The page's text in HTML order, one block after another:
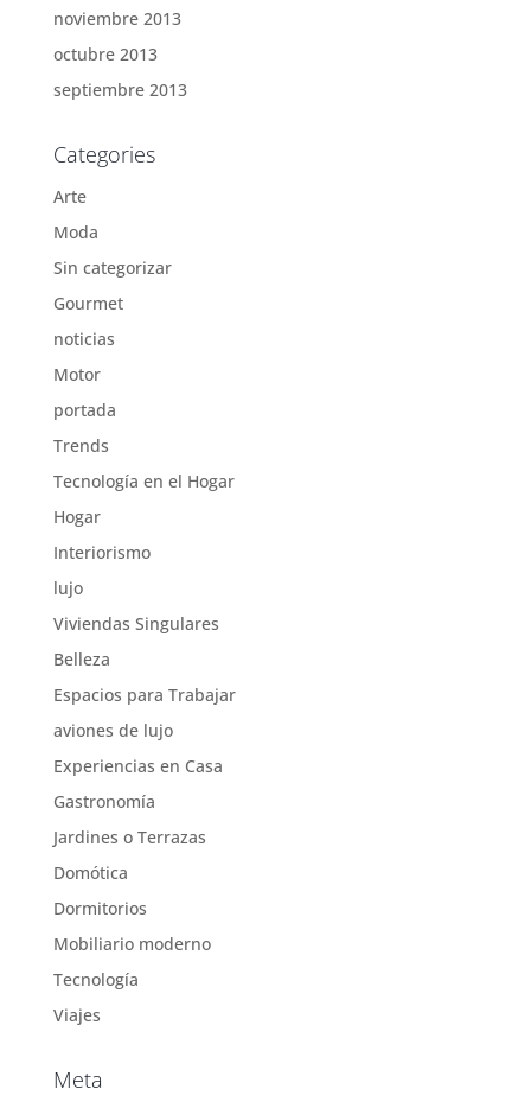
noviembre 2013
octubre 2013
septiembre 2013
Categories
Arte
Moda
Sin categorizar
Gourmet
noticias
Motor
portada
Trends
Tecnología en el Hogar
Hogar
Interiorismo
lujo
Viviendas Singulares
Belleza
Espacios para Trabajar
aviones de lujo
Experiencias en Casa
Gastronomía
Jardines o Terrazas
Domótica
Dormitorios
Mobiliario moderno
Tecnología
Viajes
Meta